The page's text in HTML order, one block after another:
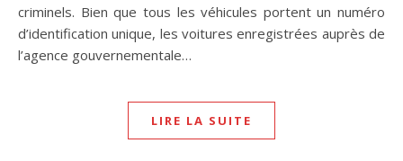
criminels. Bien que tous les véhicules portent un numéro
d’identification unique, les voitures enregistrées auprès de
l’agence gouvernementale…
LIRE LA SUITE